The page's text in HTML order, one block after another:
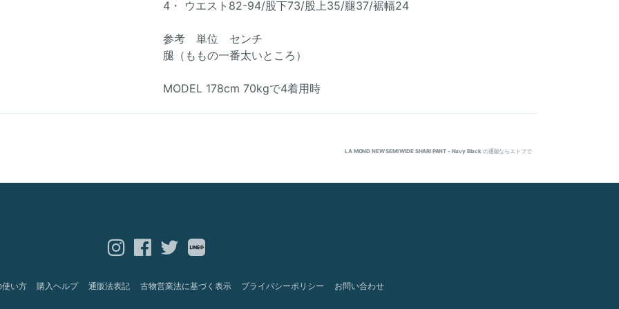
4・ ウエスト82-94/股下73/股上35/腿37/裾幅24
参考 単位 センチ
腿（ももの一番太いところ）
MODEL 178cm 70kgで4着用時
LA MOND NEW SEMI WIDE SHARI PANT - Navy Black の通販ならエトフで
い方 購入ヘルプ 通販法表記 古物営業法に基づく表示 プライバシーポリシー お問い合わせ